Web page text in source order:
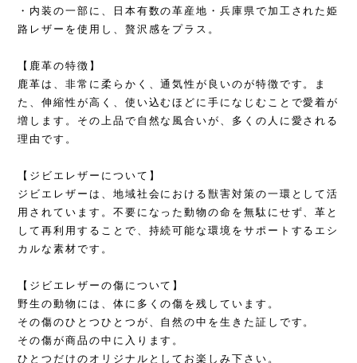
・内装の一部に、日本有数の革産地・兵庫県で加工された姫
路レザーを使用し、贅沢感をプラス。
【鹿革の特徴】
鹿革は、非常に柔らかく、通気性が良いのが特徴です。ま
た、伸縮性が高く、使い込むほどに手になじむことで愛着が
増します。その上品で自然な風合いが、多くの人に愛される
理由です。
【ジビエレザーについて】
ジビエレザーは、地域社会における獣害対策の一環として活
用されています。不要になった動物の命を無駄にせず、革と
して再利用することで、持続可能な環境をサポートするエシ
カルな素材です。
【ジビエレザーの傷について】
野生の動物には、体に多くの傷を残しています。
その傷のひとつひとつが、自然の中を生きた証しです。
その傷が商品の中に入ります。
ひとつだけのオリジナルとしてお楽しみ下さい。